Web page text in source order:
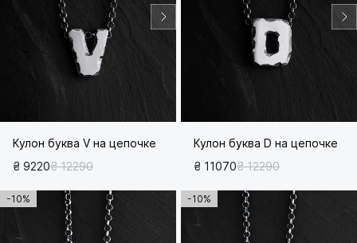
Кулон буква V на цепочке
₴ 9220₴ 12290
Кулон буква D на цепочке
₴ 11070₴ 12290
-10% -10%